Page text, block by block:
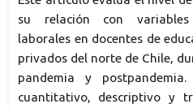
su relación con variables
laborales en docentes de
privados del norte de Chile,
pandemia y
cuantitativo, descriptivo y